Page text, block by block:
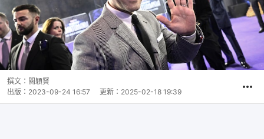
撰文： 關穎賢
出版： 2023-09-24 16:57 更新： 2025-02-18 19:39